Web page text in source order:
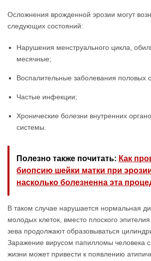
Осложнения врожденной эрозии могут
следующих состояний:
Нарушения менструального цикла,
месячные;
Воспалительные заболевания половых
Частые инфекции;
Хронические болезни внутренних
системы.
Полезно также почитать: Как
биопсию шейки матки при
насколько болезненна эта
В таком случае нарушается нормальная
молодых клеток, вместо плоского
зева продолжают образовываться
Заражение вирусом папилломы человека
жизни может привести к появлению